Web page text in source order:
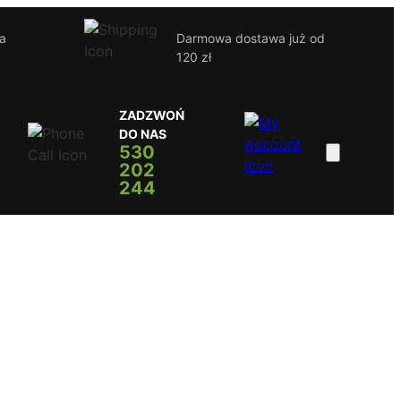
Darmowa dostawa już od
120 zł
ZADZWOŃ
DO NAS
530
202
244